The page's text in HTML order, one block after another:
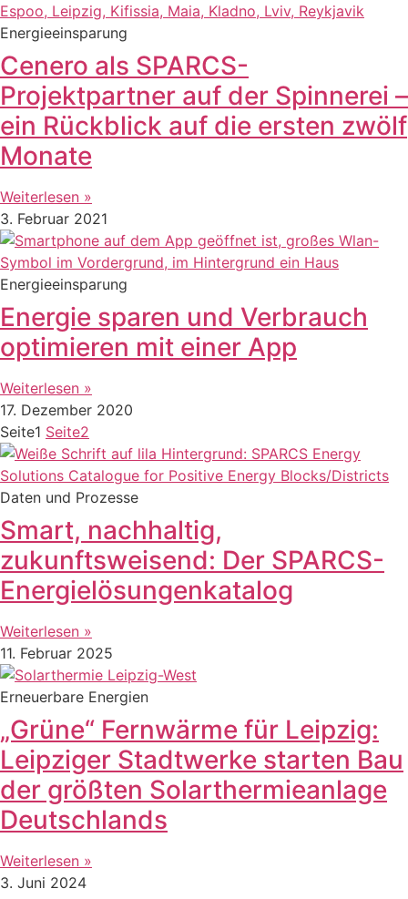
Energieeinsparung
Cenero als SPARCS-
Projektpartner auf der Spinnerei –
ein Rückblick auf die ersten zwölf
Monate
Weiterlesen »
3. Februar 2021
Energieeinsparung
Energie sparen und Verbrauch
optimieren mit einer App
Weiterlesen »
17. Dezember 2020
Seite1 Seite2
Daten und Prozesse
Smart, nachhaltig,
zukunftsweisend: Der SPARCS-
Energielösungenkatalog
Weiterlesen »
11. Februar 2025
Erneuerbare Energien
„Grüne“ Fernwärme für Leipzig:
Leipziger Stadtwerke starten Bau
der größten Solarthermieanlage
Deutschlands
Weiterlesen »
3. Juni 2024